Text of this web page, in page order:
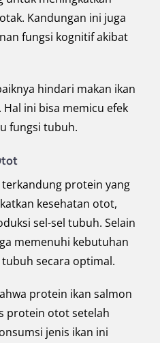
Kandungan ini juga
fungsi kognitif akibat
hindari makan ikan
ini bisa memicu efek
fungsi tubuh.
protein yang
kesehatan otot,
sel-sel tubuh. Selain
memenuhi kebutuhan
secara optimal.
protein ikan salmon
protein otot setelah
jenis ikan ini